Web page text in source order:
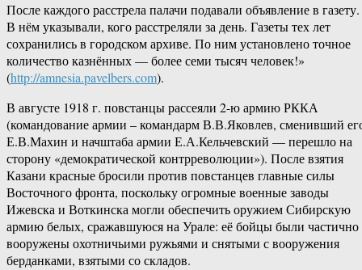
После каждого расстрела палачи подавали объявление в газету.
В нём указывали, кого расстреляли за день. Газеты тех лет
сохранились в городском архиве. По ним установлено точное
количество казнённых — более семи тысяч человек!»
(http://amnesia.pavelbers.com).
В августе 1918 г. повстанцы рассеяли 2-ю армию РККА
(командование армии – командарм В.В.Яковлев, сменивший
Е.В.Махин и начштаба армии Е.А.Кельчевский — перешло на
сторону «демократической контрреволюции»). После взятия
Казани красные бросили против повстанцев главные силы
Восточного фронта, поскольку огромные военные заводы
Ижевска и Воткинска могли обеспечить оружием Сибирскую
армию белых, сражавшуюся на Урале: её бойцы были частично
вооружены охотничьими ружьями и снятыми с вооружения
берданками, взятыми со складов.